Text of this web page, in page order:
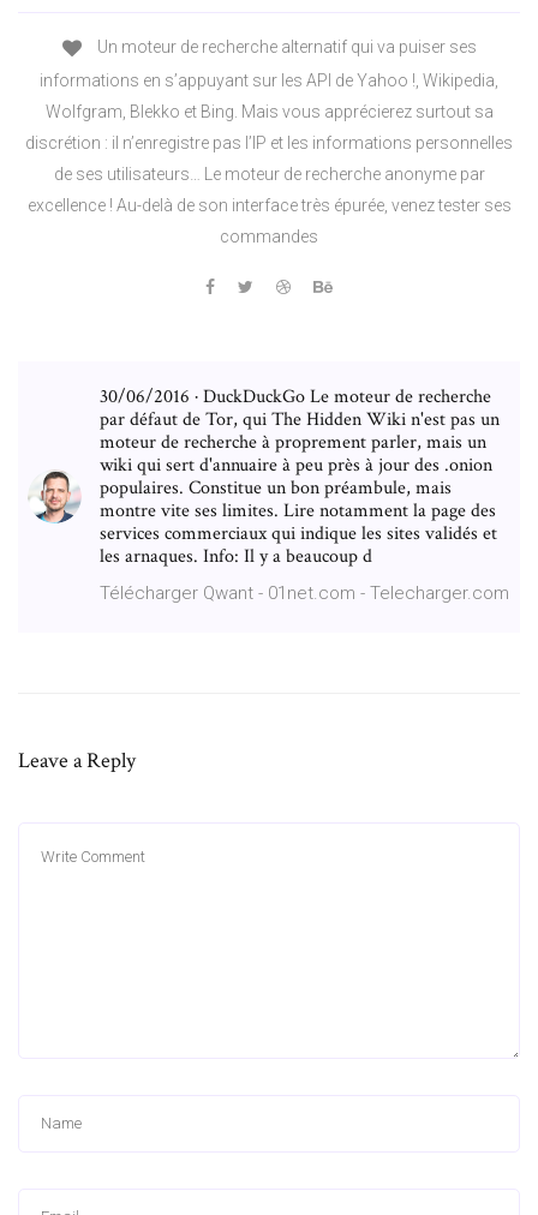
Un moteur de recherche alternatif qui va puiser ses
informations en s’appuyant sur les API de Yahoo !, Wikipedia,
Wolfgram, Blekko et Bing. Mais vous apprécierez surtout sa
discrétion : il n’enregistre pas l’IP et les informations personnelles
de ses utilisateurs… Le moteur de recherche anonyme par
excellence ! Au-delà de son interface très épurée, venez tester ses
commandes
30/06/2016 · DuckDuckGo Le moteur de recherche
par défaut de Tor, qui The Hidden Wiki n'est pas un
moteur de recherche à proprement parler, mais un
wiki qui sert d'annuaire à peu près à jour des .onion
populaires. Constitue un bon préambule, mais
montre vite ses limites. Lire notamment la page des
services commerciaux qui indique les sites validés et
les arnaques. Info: Il y a beaucoup d
Télécharger Qwant - 01net.com - Telecharger.com
Leave a Reply